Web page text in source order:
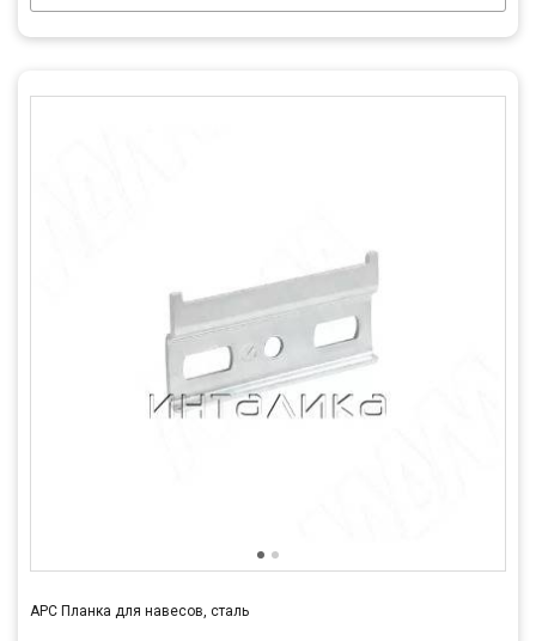
APC Планка для навесов, сталь